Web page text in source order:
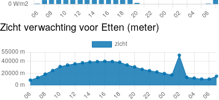
Zicht verwachting voor Etten (meter)